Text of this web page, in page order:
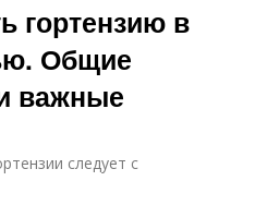
гортензию в
Общие
важные
следует с